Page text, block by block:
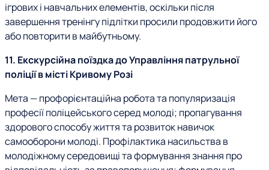
ігрових і навчальних елементів, оскільки після
завершення тренінгу підлітки просили продовжити його
або повторити в майбутньому.
11. Екскурсійна поїздка до Управління патрульної
поліції в місті Кривому Розі
Мета — профорієнтаційна робота та популяризація
професії поліцейського серед молоді; пропагування
здорового способу життя та розвиток навичок
самооборони молоді. Профілактика насильства в
молодіжному середовищі та формування знання про